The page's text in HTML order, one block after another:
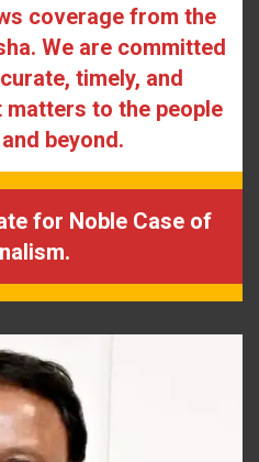
coverage from the
We are committed
timely, and
to the people
beyond.
for Noble Case of